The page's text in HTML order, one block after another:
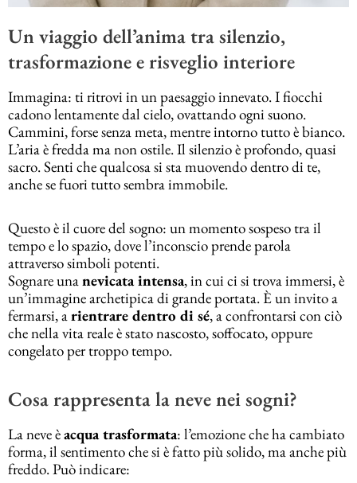
Un viaggio dell’anima tra silenzio,
trasformazione e risveglio interiore
Immagina: ti ritrovi in un paesaggio innevato. I fiocchi
cadono lentamente dal cielo, ovattando ogni suono.
Cammini, forse senza meta, mentre intorno tutto è bianco.
L’aria è fredda ma non ostile. Il silenzio è profondo, quasi
sacro. Senti che qualcosa si sta muovendo dentro di te,
anche se fuori tutto sembra immobile.
Questo è il cuore del sogno: un momento sospeso tra il
tempo e lo spazio, dove l’inconscio prende parola
attraverso simboli potenti.
Sognare unanevicata intensa, in cui ci si trova immersi, è
un’immagine archetipica di grande portata. È un invito a
fermarsi, arientrare dentro di sé, a confrontarsi con ciò
che nella vita reale è stato nascosto, soffocato, oppure
congelato per troppo tempo.
Cosa rappresenta la neve nei sogni?
La neve èacqua trasformata: l’emozione che ha cambiato
forma, il sentimento che si è fatto più solido, ma anche più
freddo. Può indicare: